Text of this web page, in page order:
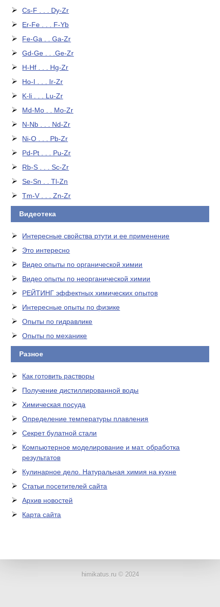
Cs-F . . . Dy-Zr
Er-Fe . . . F-Yb
Fe-Ga . . Ga-Zr
Gd-Ge . . .Ge-Zr
H-Hf . . . Hg-Zr
Ho-I . . . Ir-Zr
K-li . . . Lu-Zr
Md-Mo . . Mo-Zr
N-Nb . . . Nd-Zr
Ni-O . . . Pb-Zr
Pd-Pt . . . Pu-Zr
Rb-S . . . Sc-Zr
Se-Sn . . Tl-Zn
Tm-V . . . Zn-Zr
Видеотека
Интересные свойства ртути и ее применение
Это интересно
Видео опыты по органической химии
Видео опыты по неорганической химии
РЕЙТИНГ эффектных химических опытов
Интересные опыты по физике
Опыты по гидравлике
Опыты по механике
Разное
Как готовить растворы
Получение дистиллированной воды
Химическая посуда
Определение температуры плавления
Секрет булатной стали
Компьютерное моделирование и мат. обработка
результатов
Кулинарное дело. Натуральная химия на кухне
Статьи посетителей сайта
Архив новостей
Карта сайта
himikatus.ru © 2024